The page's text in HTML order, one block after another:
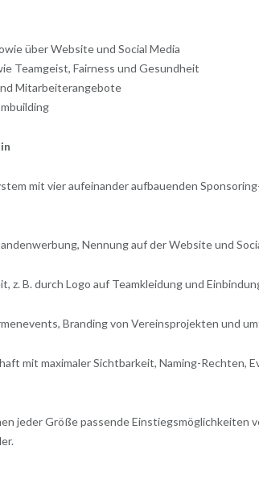
über Website und Social Media
Teamgeist, Fairness und Gesundheit
Mitarbeiterangebote
mit vier aufeinander aufbauenden
Nennung auf der Website und
z. B. durch Logo auf Teamkleidung und
Branding von Vereinsprojekten und
mit maximaler Sichtbarkeit, Naming-Rechten,
jeder Größe passende Einstiegsmöglichkeiten